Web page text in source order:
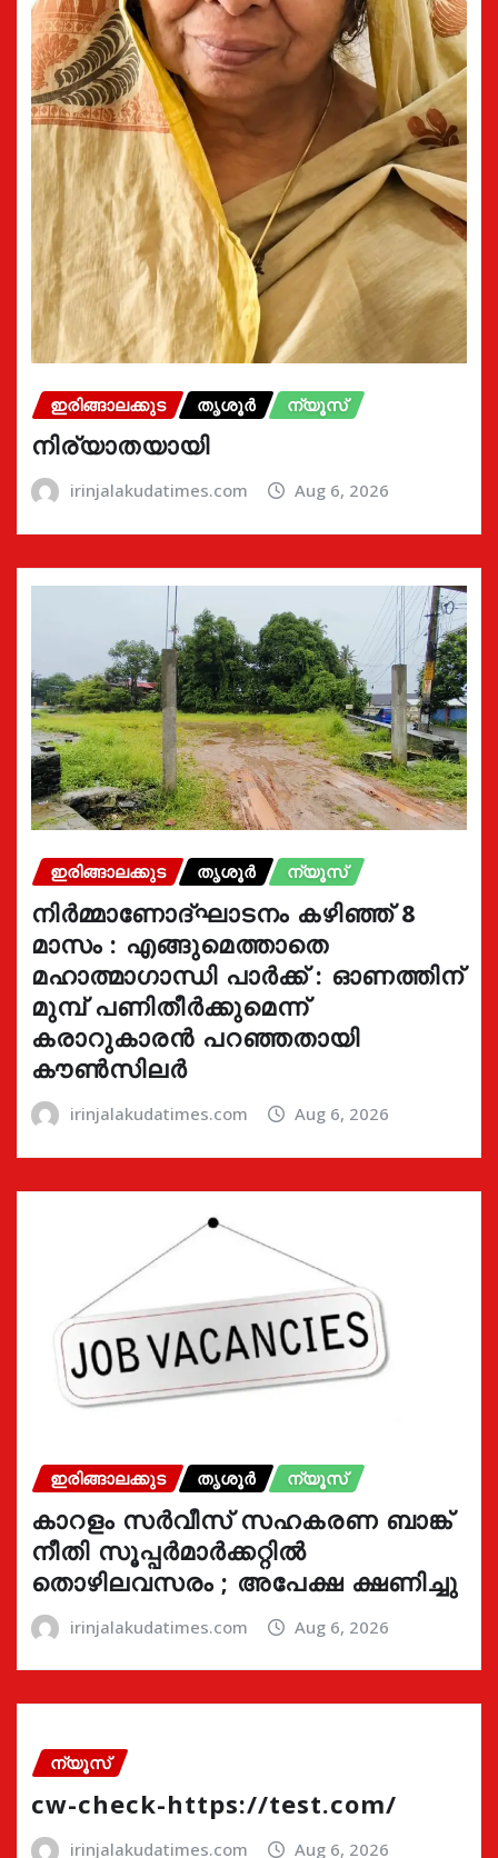
ഇരിങ്ങാലക്കുട തൃശൂർ ന്യൂസ്
നിര്യാതയായി
irinjalakudatimes.com Aug 6, 2026
ഇരിങ്ങാലക്കുട തൃശൂർ ന്യൂസ്
നിർമ്മാണോദ്ഘാടനം കഴിഞ്ഞ് 8
മാസം : എങ്ങുമെത്താതെ
മഹാത്മാഗാന്ധി പാർക്ക് : ഓണത്തിന്
മുമ്പ് പണിതീർക്കുമെന്ന്
കരാറുകാരൻ പറഞ്ഞതായി
കൗൺസിലർ
irinjalakudatimes.com Aug 6, 2026
ഇരിങ്ങാലക്കുട തൃശൂർ ന്യൂസ്
കാറളം സർവീസ് സഹകരണ ബാങ്ക്
നീതി സൂപ്പർമാർക്കറ്റിൽ
തൊഴിലവസരം ; അപേക്ഷ ക്ഷണിച്ചു
irinjalakudatimes.com Aug 6, 2026
ന്യൂസ്
cw-check-https://test.com/
irinjalakudatimes.com Aug 6, 2026